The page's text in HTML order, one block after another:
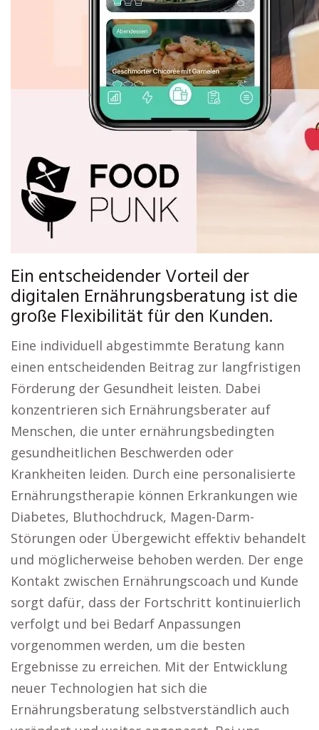
Ein entscheidender Vorteil der
digitalen Ernährungsberatung ist die
große Flexibilität für den Kunden.
Eine individuell abgestimmte Beratung kann
einen entscheidenden Beitrag zur langfristigen
Förderung der Gesundheit leisten. Dabei
konzentrieren sich Ernährungsberater auf
Menschen, die unter ernährungsbedingten
gesundheitlichen Beschwerden oder
Krankheiten leiden. Durch eine personalisierte
Ernährungstherapie können Erkrankungen wie
Diabetes, Bluthochdruck, Magen-Darm-
Störungen oder Übergewicht effektiv behandelt
und möglicherweise behoben werden. Der enge
Kontakt zwischen Ernährungscoach und Kunde
sorgt dafür, dass der Fortschritt kontinuierlich
verfolgt und bei Bedarf Anpassungen
vorgenommen werden, um die besten
Ergebnisse zu erreichen. Mit der Entwicklung
neuer Technologien hat sich die
Ernährungsberatung selbstverständlich auch